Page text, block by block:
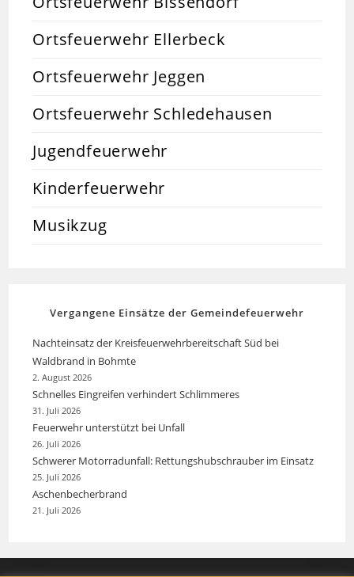
Ortsfeuerwehr Ellerbeck
Ortsfeuerwehr Jeggen
Ortsfeuerwehr Schledehausen
Jugendfeuerwehr
Kinderfeuerwehr
Musikzug
Vergangene Einsätze der Gemeindefeuerwehr
Nachteinsatz der Kreisfeuerwehrbereitschaft Süd bei
Waldbrand in Bohmte
2. August 2026
Schnelles Eingreifen verhindert Schlimmeres
31. Juli 2026
Feuerwehr unterstützt bei Unfall
26. Juli 2026
Schwerer Motorradunfall: Rettungshubschrauber im Einsatz
25. Juli 2026
Aschenbecherbrand
21. Juli 2026